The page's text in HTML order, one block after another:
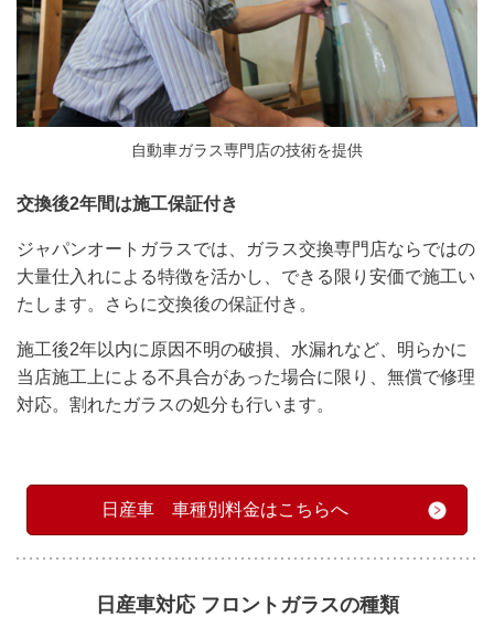
自動車ガラス専門店の技術を提供
交換後2年間は施工保証付き
ジャパンオートガラスでは、ガラス交換専門店ならではの
大量仕入れによる特徴を活かし、できる限り安価で施工い
たします。さらに交換後の保証付き。
施工後2年以内に原因不明の破損、水漏れなど、明らかに
当店施工上による不具合があった場合に限り、無償で修理
対応。割れたガラスの処分も行います。
日産車 車種別料金はこちらへ
日産車対応 フロントガラスの種類